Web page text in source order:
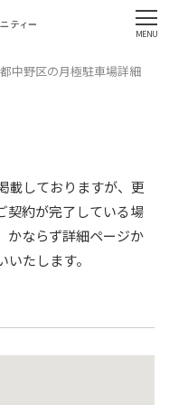
中野区の月極駐車場詳細
載しておりますが、更
契約が完了している場
かならず詳細ページか
たします。